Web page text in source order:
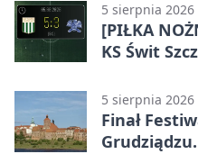
5 sierpnia 2026
[PIŁKA
KS Świt
odwrócili
5 sierpnia 2026
Finał